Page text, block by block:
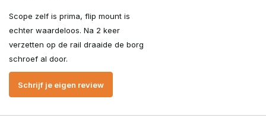
Scope zelf is prima, flip mount is
echter waardeloos. Na 2 keer
verzetten op de rail draaide de borg
schroef al door.
Schrijf je eigen review